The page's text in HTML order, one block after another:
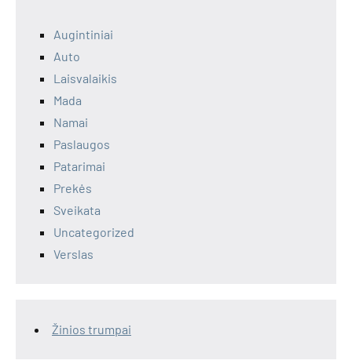
Augintiniai
Auto
Laisvalaikis
Mada
Namai
Paslaugos
Patarimai
Prekės
Sveikata
Uncategorized
Verslas
Žinios trumpai